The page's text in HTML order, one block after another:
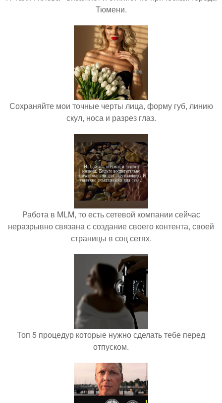
Тюмени.
Сохраняйте мои точные черты лица, форму губ, линию
скул, носа и разрез глаз.
Работа в MLM, то есть сетевой компании сейчас
неразрывно связана с создание своего контента, своей
страницы в соц сетях.
Топ 5 процедур которые нужно сделать тебе перед
отпуском.